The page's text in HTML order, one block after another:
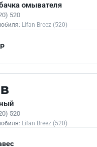
омывателя
520
Lifan Breez (520)
520
Lifan Breez (520)